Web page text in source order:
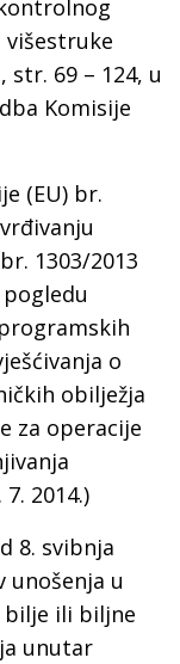
višestruke
str. 69 – 124, u
Komisije
(EU) br.
1303/2013
o
obilježja
za operacije
2014.)
8. svibnja
unošenja u
bilje ili biljne
unutar